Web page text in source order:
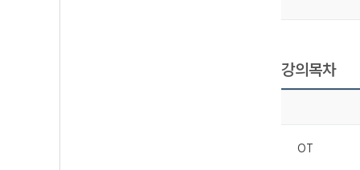
강의목차
OT